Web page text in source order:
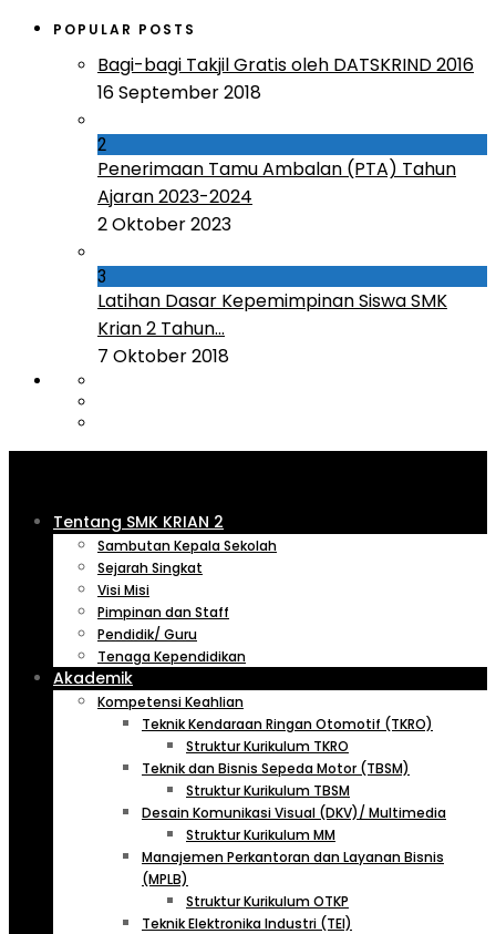
POPULAR POSTS
Bagi-bagi Takjil Gratis oleh DATSKRIND 2016
16 September 2018
2
Penerimaan Tamu Ambalan (PTA) Tahun
Ajaran 2023-2024
2 Oktober 2023
3
Latihan Dasar Kepemimpinan Siswa SMK
Krian 2 Tahun...
7 Oktober 2018
Tentang SMK KRIAN 2
Sambutan Kepala Sekolah
Sejarah Singkat
Visi Misi
Pimpinan dan Staff
Pendidik/ Guru
Tenaga Kependidikan
Akademik
Kompetensi Keahlian
Teknik Kendaraan Ringan Otomotif (TKRO)
Struktur Kurikulum TKRO
Teknik dan Bisnis Sepeda Motor (TBSM)
Struktur Kurikulum TBSM
Desain Komunikasi Visual (DKV)/ Multimedia
Struktur Kurikulum MM
Manajemen Perkantoran dan Layanan Bisnis
(MPLB)
Struktur Kurikulum OTKP
Teknik Elektronika Industri (TEI)